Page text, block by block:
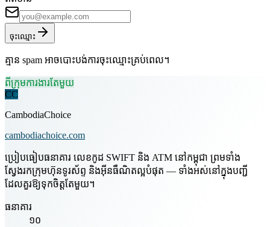
ចុះឈ្មោះ
គ្មាន spam អាចបោះបង់ការចុះឈ្មោះគ្រប់ពេល។
ពីក្រុមការងារតែមួយ
CC
CambodiaChoice
cambodiachoice.com
ប្រៀបធៀបធនាគារ លេខកូដ SWIFT និង ATM នៅកម្ពុជា ព្រមទាំង
ស្វែងរកក្រុមហ៊ុនទូរស័ព្ទ និងអ៊ីនធឺណិតល្អបំផុត — ទាំងអស់នៅក្នុងបញ្ជី
ដែលគួរឱ្យទុកចិត្តតែមួយ។
ធនាគារ
១០